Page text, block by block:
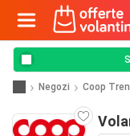
Negozi Coop